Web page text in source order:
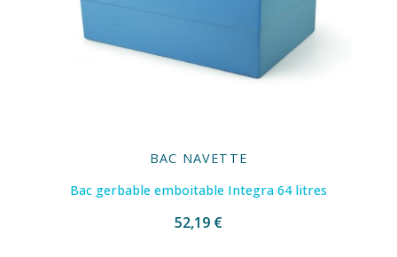
BAC NAVETTE
Bac gerbable emboitable Integra 64 litres
52,19 €